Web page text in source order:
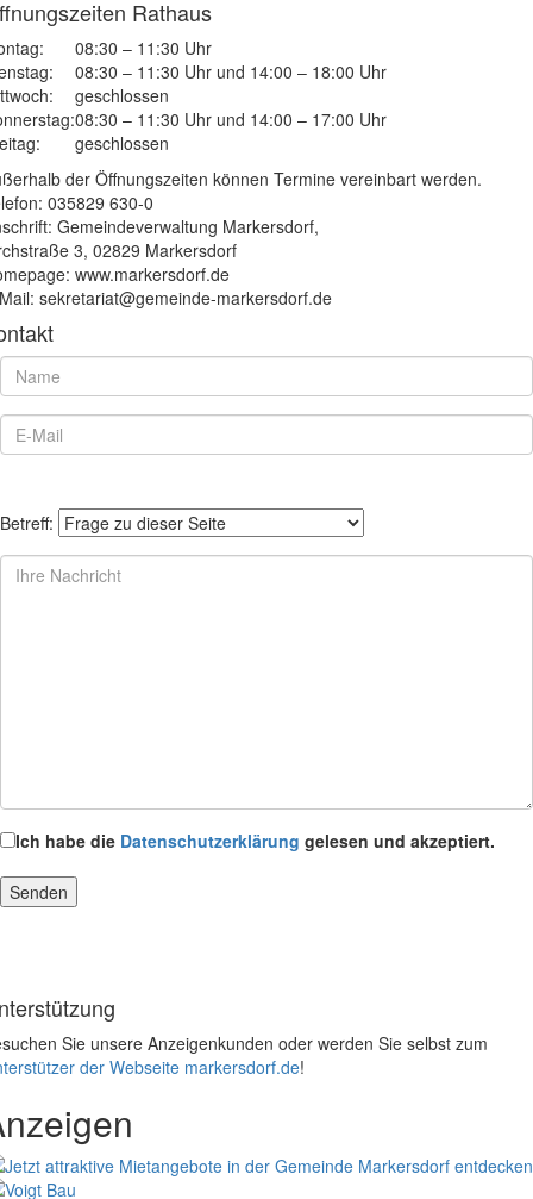
Rathaus
08:30 – 11:30 Uhr
08:30 – 11:30 Uhr und 14:00 – 18:00 Uhr
geschlossen
08:30 – 11:30 Uhr und 14:00 – 17:00 Uhr
geschlossen
der Öffnungszeiten können Termine vereinbart werden.
035829 630-0
Gemeindeverwaltung Markersdorf,
3, 02829 Markersdorf
www.markersdorf.de
sekretariat@gemeinde-markersdorf.de
Betreff:
Ich habe die Datenschutzerklärung gelesen und akzeptiert.
Sie unsere Anzeigenkunden oder werden Sie selbst zum
der Webseite markersdorf.de!